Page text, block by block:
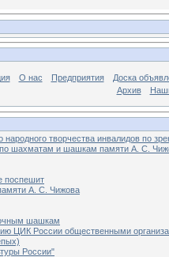
О нас Предприятия
Доска
Архив
народного творчества инвалидов по
шахматам и шашкам памяти А. С.
поспешит
А. С. Чижова
шашкам
ЦИК России общественными
России"